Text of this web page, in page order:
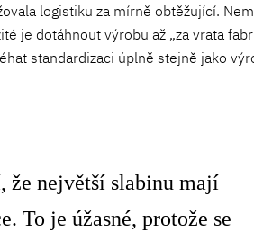
logistiku za mírně obtěžující.
je dotáhnout výrobu až „za vrata
standardizaci úplně stejně jako
že největší slabinu mají
To je úžasné, protože se